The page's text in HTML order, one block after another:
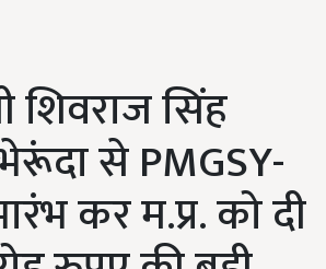
शिवराज सिंह
से PMGSY-
कर म.प्र. को दी